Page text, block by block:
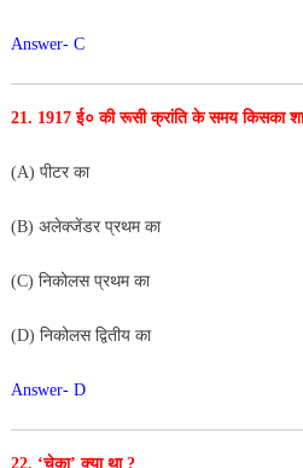
Answer- C
21. 1917 ई० की रूसी क्रांति के समय किसका
(A) पीटर का
(B) अलेक्जेंडर प्रथम का
(C) निकोलस प्रथम का
(D) निकोलस द्वितीय का
Answer- D
22. ‘चेका’ क्या था ?